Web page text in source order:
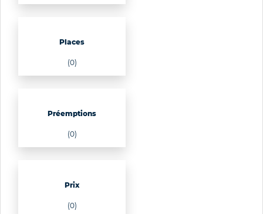
Places
(0)
Préemptions
(0)
Prix
(0)